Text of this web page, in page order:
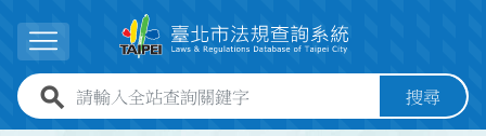
展開選單
全站查詢關鍵字欄位 搜尋